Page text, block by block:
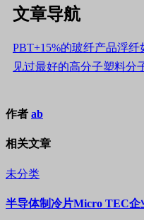
文章导航
PBT+15%的玻纤产品浮纤
见过最好的高分子塑料分
作者 ab
相关文章
未分类
半导体制冷片Micro TEC